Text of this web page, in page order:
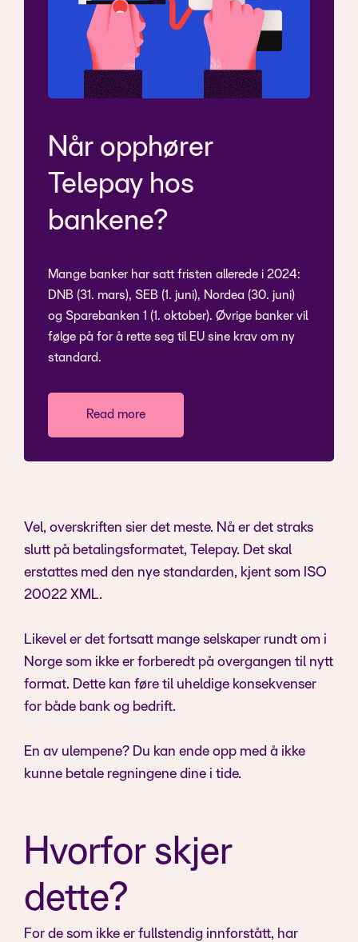
Når opphører
Telepay hos
bankene?
Mange banker har satt fristen allerede i 2024:
DNB (31. mars), SEB (1. juni), Nordea (30. juni)
og Sparebanken 1 (1. oktober). Øvrige banker vil
følge på for å rette seg til EU sine krav om ny
standard.
Read more
Vel, overskriften sier det meste. Nå er det straks
slutt på betalingsformatet, Telepay. Det skal
erstattes med den nye standarden, kjent som ISO
20022 XML.
Likevel er det fortsatt mange selskaper rundt om i
Norge som ikke er forberedt på overgangen til nytt
format. Dette kan føre til uheldige konsekvenser
for både bank og bedrift.
En av ulempene? Du kan ende opp med å ikke
kunne betale regningene dine i tide.
Hvorfor skjer
dette?
For de som ikke er fullstendig innforstått, har